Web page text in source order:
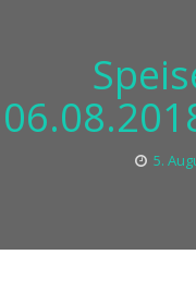
5.